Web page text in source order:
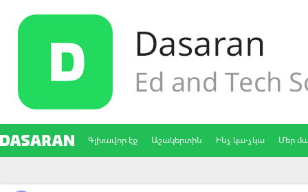
Գլխավոր էջ Աշակերտին Ինչ կա-չկա Մեր